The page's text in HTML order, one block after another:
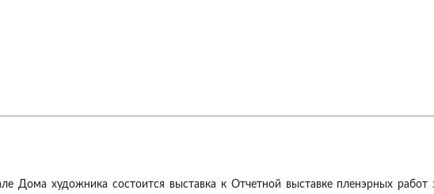
Дома художника состоится выставка к Отчетной выставке пленэрных